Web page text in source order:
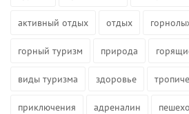
активный отдых отдых
горный туризм природа
виды туризма здоровье
приключения адреналин